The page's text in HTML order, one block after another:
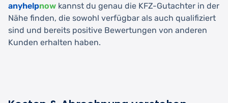
anyhelpnow kannst du genau die KFZ-Gutachter in der
Nähe finden, die sowohl verfügbar als auch qualifiziert
sind und bereits positive Bewertungen von anderen
Kunden erhalten haben.